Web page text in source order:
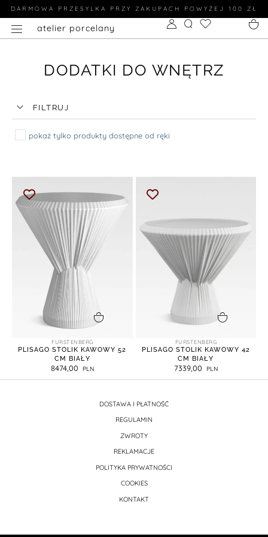
DARMOWA PRZESYLKA PRZY ZAKUPACH POWYŻEJ 100 ZŁ
atelier porcelany
DODATKI DO WNĘTRZ
FILTRUJ
pokaż tylko produkty dostępne od ręki
dodaj do koszyka
FURSTENBERG
PLISAGO STOLIK KAWOWY 52
CM BIAŁY
8474,00
FURSTENBERG
PLISAGO STOLIK KAWOWY 42
CM BIAŁY
7339,00
DOSTAWA I PŁATNOŚĆ
REGULAMIN
ZWROTY
REKLAMACJE
POLITYKA PRYWATNOŚCI
COOKIES
KONTAKT